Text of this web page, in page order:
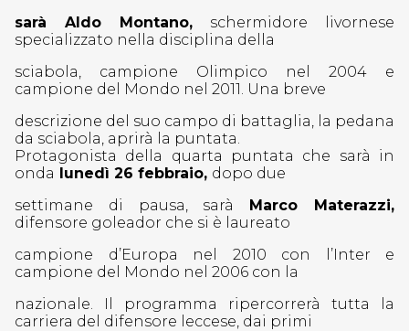
sarà Aldo Montano, schermidore livornese
specializzato nella disciplina della
sciabola, campione Olimpico nel 2004 e
campione del Mondo nel 2011. Una breve
descrizione del suo campo di battaglia, la pedana
da sciabola, aprirà la puntata.
Protagonista della quarta puntata che sarà in
onda lunedì 26 febbraio, dopo due
settimane di pausa, sarà Marco Materazzi,
difensore goleador che si è laureato
campione d’Europa nel 2010 con l’Inter e
campione del Mondo nel 2006 con la
nazionale. Il programma ripercorrerà tutta la
carriera del difensore leccese, dai primi